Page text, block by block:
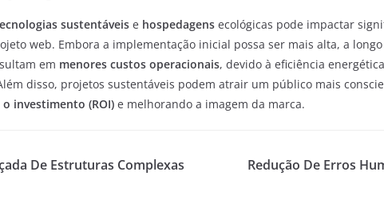
sustentáveis e hospedagens ecológicas pode impactar
web. Embora a implementação inicial possa ser mais alta, a longo
em menores custos operacionais, devido à eficiência
disso, projetos sustentáveis podem atrair um público mais
investimento (ROI) e melhorando a imagem da marca.
De Estruturas Complexas
Redução De Erros